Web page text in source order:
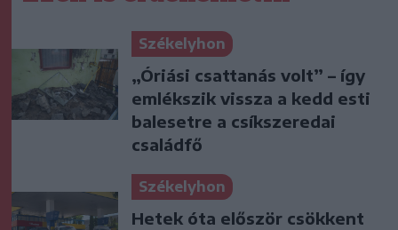
Székelyhon
„Óriási csattanás volt” – így
emlékszik vissza a kedd esti
balesetre a csíkszeredai
családfő
Székelyhon
Hetek óta először csökkent